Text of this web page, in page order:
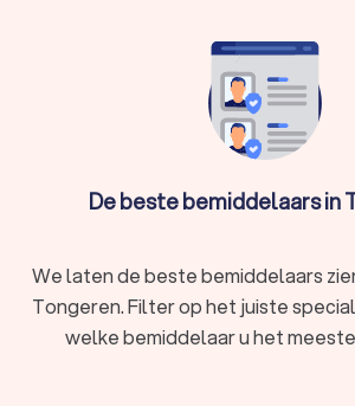
In Tongeren hebben wij 24 goede
mediators of bemiddelaars in Tongeren
gemiddelde Trustlocal-score van een 8.6.
ook kiest, via Trustlocal maakt u een
mediation. We kunnen u ook helpen door
eenvoudig de mediators vergelijken en de
De beste bemiddelaars in
We laten de beste bemiddelaars
Tongeren. Filter op het juiste
welke bemiddelaar u het